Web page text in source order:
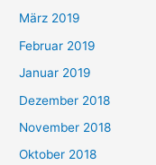
März 2019
Februar 2019
Januar 2019
Dezember 2018
November 2018
Oktober 2018